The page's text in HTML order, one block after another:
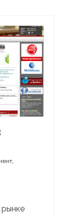
,
рынке